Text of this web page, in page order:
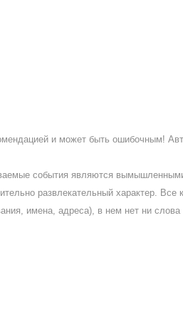
и может быть ошибочным!
события являются
развлекательный характер. Все
имена, адреса), в нем нет ни